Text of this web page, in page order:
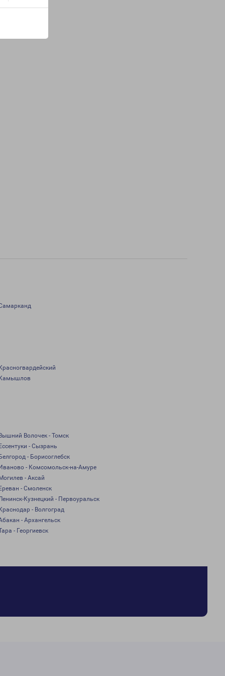
Волочек - Томск
- Сызрань
- Борисоглебск
- Комсомольск-на-Амуре
- Аксай
- Смоленск
Кузнецкий - Первоуральск
- Волгоград
- Архангельск
- Георгиевск